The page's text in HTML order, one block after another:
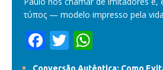
τύπος — modelo impresso pela
F T
w h